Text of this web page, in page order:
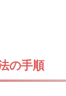
の手順